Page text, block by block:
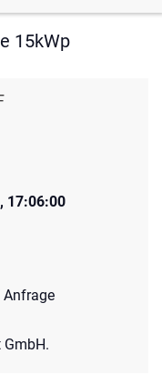
15kWp
17:06:00
Anfrage